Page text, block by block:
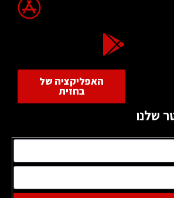
האפליקציה של
בחזית
שלנו